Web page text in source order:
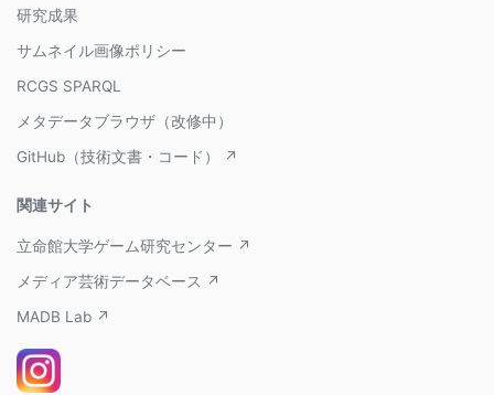
研究成果
サムネイル画像ポリシー
RCGS SPARQL
メタデータブラウザ（改修中）
GitHub（技術文書・コード） ↗
関連サイト
立命館大学ゲーム研究センター ↗
メディア芸術データベース ↗
MADB Lab ↗